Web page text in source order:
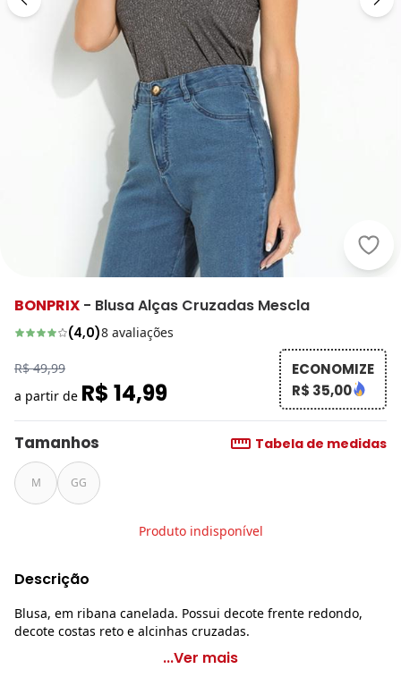
BONPRIX - Blusa Alças Cruzadas Mescla
(4,0)8 avaliações
R$ 49,99
a partir de R$ 14,99
ECONOMIZE
R$ 35,00
Tamanhos Tabela de medidas
M GG
Produto indisponível
Descrição
Blusa, em ribana canelada. Possui decote frente redondo,
decote costas reto e alcinhas cruzadas.
bonprix - Blusa Alças Cruzadas Mescla
...Ver mais